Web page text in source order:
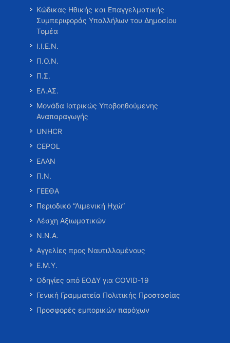
Κώδικας Ηθικής και Επαγγελματικής
Συμπεριφοράς Υπαλλήλων του Δημοσίου
Τομέα
Ι.Ι.Ε.Ν.
Π.Ο.Ν.
Π.Σ.
ΕΛ.ΑΣ.
Μονάδα Ιατρικώς Υποβοηθούμενης
Αναπαραγωγής
UNHCR
CEPOL
ΕΑΑΝ
Π.Ν.
ΓΕΕΘΑ
Περιοδικό “Λιμενική Ηχώ”
Λέσχη Αξιωματικών
Ν.Ν.Α.
Αγγελίες προς Ναυτιλλομένους
Ε.Μ.Υ.
Οδηγίες από ΕΟΔΥ για COVID-19
Γενική Γραμματεία Πολιτικής Προστασίας
Προσφορές εμπορικών παρόχων